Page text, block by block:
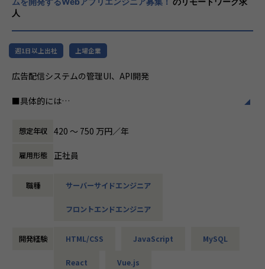
【組織構成】
20～40代活躍中！
音楽やゲーム好きの方は軽音を楽しんだり、ボードゲーム会
をしたり、アウトドア派はキャンプやゴルフに行ったり。
かるはずです。
無
人
週1日以上出社 上場企業
広告配信システムの管理UI、API開発
■具体的には
・位置情報データに基づいたターゲットユーザー行動の可視
化
・プラットフォームアプリケーションと連携するための API
開発
・チケット駆動による機動的な開発進行
ー・CI・リリース)
開発から運用まで広く担当します
想定年収 420 〜 750 万円／年
雇用形態 正社員
職種 サーバーサイドエンジニア
フロントエンドエンジニア
開発経験 HTML/CSS JavaScript MySQL
React Vue.js